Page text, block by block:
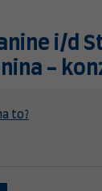
i/d
-
to?